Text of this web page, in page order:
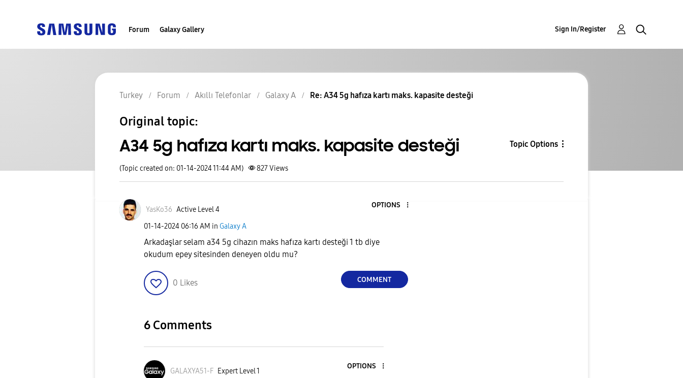
Forum Galaxy Gallery Sign In/Register
Turkey Forum Akıllı Telefonlar Galaxy A Re: A34 5g hafıza kartı maks. kapasite desteği
Original topic:
A34 5g hafıza kartı maks. kapasite desteği Topic Options
(Topic created on: 01-14-2024 11:44 AM) 827Views
YasKo36 Active Level 4
OPTIONS
‎01-14-2024 06:16 AM in Galaxy A
Arkadaşlar selam a34 5g cihazın maks hafıza kartı desteği 1 tb diye
okudum epey sitesinden deneyen oldu mu?
0 Likes COMMENT
6 Comments
GALAXYA51-F Expert Level 1
OPTIONS